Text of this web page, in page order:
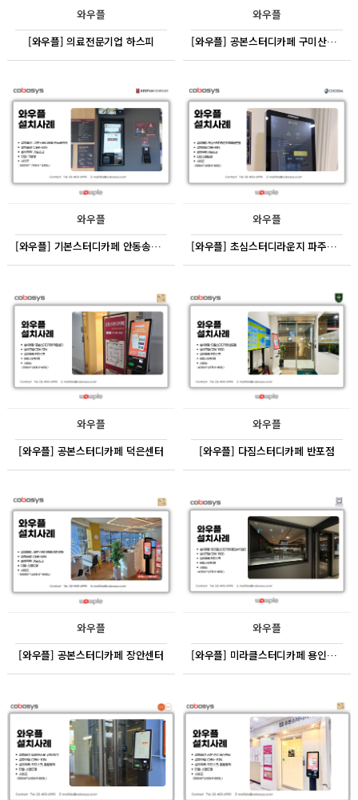
와우플
[와우플] 의료전문기업 하스피
와우플
[와우플] 공본스터디카페 구미산동센터
와우플
[와우플] 기본스터디카페 안동송현점
와우플
[와우플] 초심스터디라운지 파주금촌점
와우플
[와우플] 공본스터디카페 덕은센터
와우플
[와우플] 다짐스터디카페 반포점
와우플
[와우플] 공본스터디카페 장안센터
와우플
[와우플] 미라클스터디카페 용인수지센터